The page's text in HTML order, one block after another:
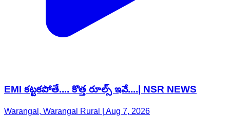
EMI కట్టకపోతే.... కొత్త రూల్స్ ఇవే....| NSR NEWS
Warangal, Warangal Rural | Aug 7, 2026